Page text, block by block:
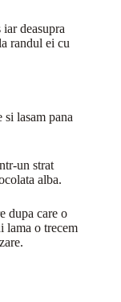
deasupra
randul ei cu
lasam pana
un strat
alba.
dupa care o
lama o trecem